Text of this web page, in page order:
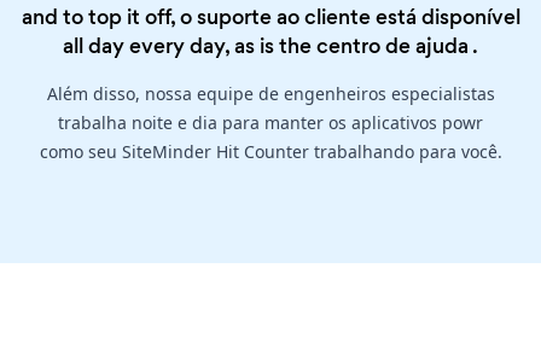
and to top it off, o suporte ao cliente está disponível
all day every day, as is thecentro de ajuda .
Além disso, nossa equipe de engenheiros especialistas
trabalha noite e dia para manter os aplicativos powr
como seu SiteMinder Hit Counter trabalhando para você.